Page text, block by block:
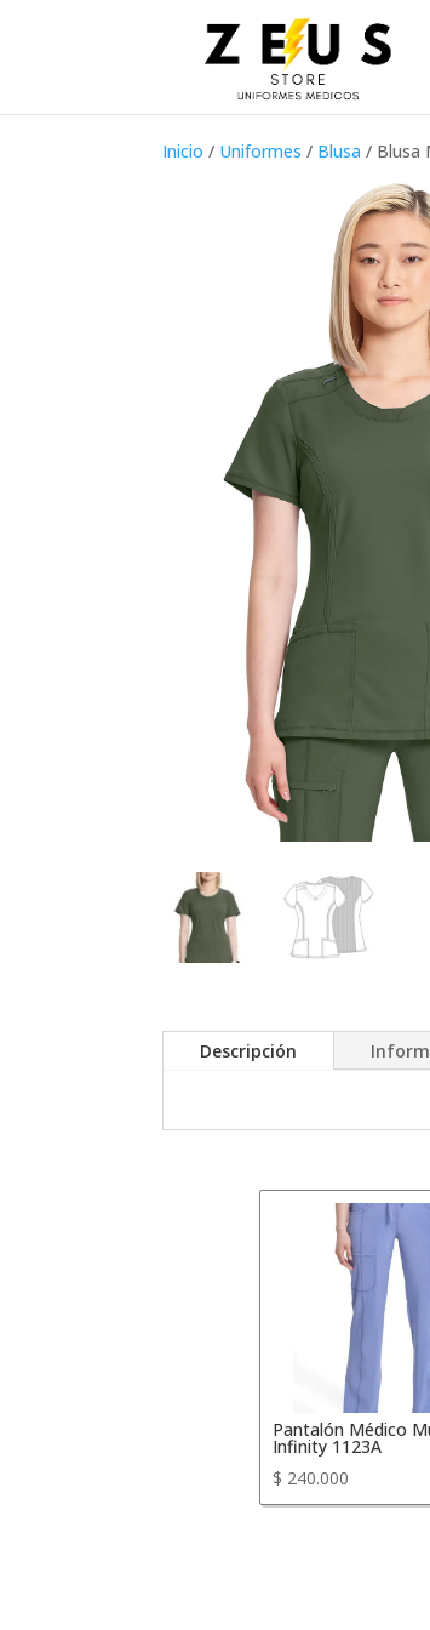
Inicio / Uniformes / Blusa / Blusa
Descripción
Pantalón Médico
Infinity 1123A
$ 240.000